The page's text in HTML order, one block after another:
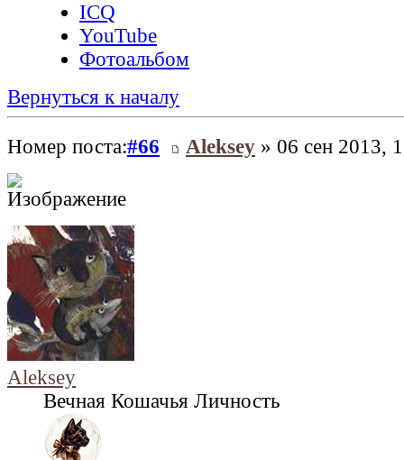
ICQ
YouTube
Фотоальбом
Вернуться к началу
Номер поста:#66 Aleksey » 06 сен 2013,
Aleksey
Вечная Кошачья Личность